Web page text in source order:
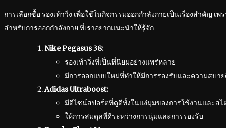
การเลือกซื้อ รองเท้าวิ่ง เพื่อใช้ในกิจกรรมออกกำลังกายเป็นเรื่องสำคัญ
สำหรับการออกกำลังกาย ที่เราอยากแนะนำให้รู้จัก
Nike Pegasus 38:
รองเท้าวิ่งที่เป็นที่นิยมอย่างแพร่หลาย
มีการออกแบบใหม่ที่ทำให้มีการรองรับและความสบา
Adidas Ultraboost:
มีดีไซน์สปอร์ตที่ดูดีทั้งในแง่มุมของการใช้งานและสไ
ให้การสมดุลที่ดีระหว่างการนุ่มและการรองรับ